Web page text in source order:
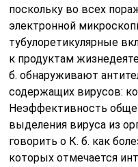
поскольку во всех
электронной
тубулоретикулярные
к продуктам
б. обнаруживают
содержащих вирусов:
Неэффективность
выделения вируса из
говорить о К. б. как
которых отмечается